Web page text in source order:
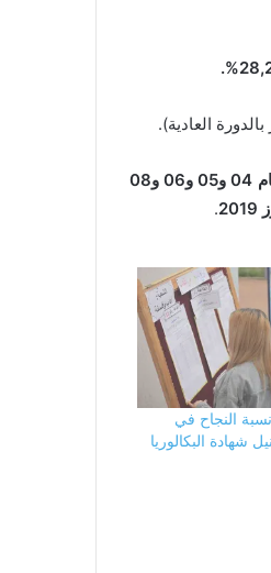
.
العادية).
04و05و06
و08
.
نسبة النجاح في
شهادة البكالوريا